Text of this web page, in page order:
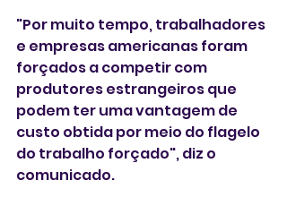
"Por muito tempo, trabalhadores
e empresas americanas foram
forçados a competir com
produtores estrangeiros que
podem ter uma vantagem de
custo obtida por meio do flagelo
do trabalho forçado", diz o
comunicado.